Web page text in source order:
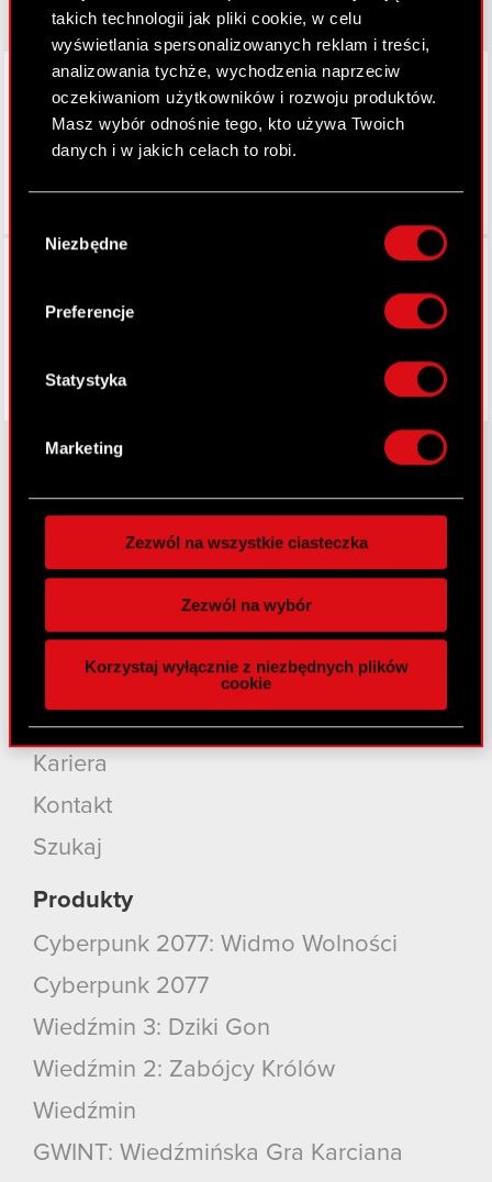
takich technologii jak pliki cookie, w celu
wyświetlania spersonalizowanych reklam i treści,
analizowania tychże, wychodzenia naprzeciw
oczekiwaniom użytkowników i rozwoju produktów.
Masz wybór odnośnie tego, kto używa Twoich
danych i w jakich celach to robi.
lokalizacji geograficznej z dokładnością nawet
Identyfikować Twoje urządzenie, aktywnie
analizując charakteryzującego je zbiory
palca)
osobiste dane są przetwarzane oraz ustaw własne
preferencje w
. W Deklaracji
zgodę w dowolnej chwili.
Wykorzystujemy pliki cookie do
funkcje społecznościowe i analizować ruch w
naszej witrynie. Informacje o tym, jak korzystasz
z naszej witryny, udostępniamy partnerom
Partnerzy mogą połączyć te informacje z innymi
danymi otrzymanymi od Ciebie lub uzyskanymi
podczas korzystania z ich usług. Kontynuując
korzystanie z naszej witryny, zgadasz się na
zgody
Niezbędne
Preferencje
Statystyka
Marketing
Zezwól na wszystkie ciasteczka
Zezwól na wybór
Korzystaj wyłącznie z niezbędnych plików
cookie
LinkedIn
O CD PROJEKT
Grupa Kapitałowa
Inwestorzy
Zrównoważony rozwój
Media
Kariera
Kontakt
Szukaj
Produkty
Cyberpunk 2077: Widmo Wolności
Cyberpunk 2077
Wiedźmin 3: Dziki Gon
Wiedźmin 2: Zabójcy Królów
Wiedźmin
GWINT: Wiedźmińska Gra Karciana